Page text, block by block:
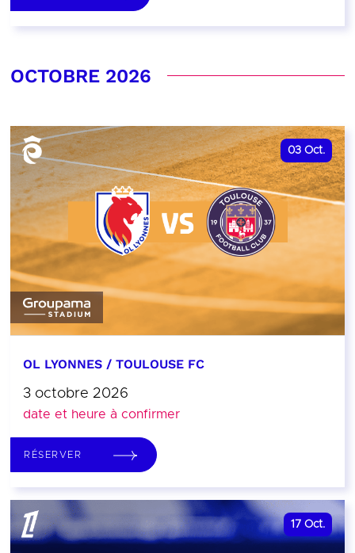
OCTOBRE 2026
03 Oct.
OL LYONNES / TOULOUSE FC
3 octobre 2026
date et heure à confirmer
RÉSERVER
17 Oct.